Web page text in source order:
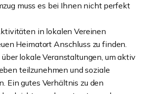
muss es bei Ihnen nicht perfekt
in lokalen Vereinen
Heimatort Anschluss zu finden.
lokale Veranstaltungen, um aktiv
teilzunehmen und soziale
Ein gutes Verhältnis zu den